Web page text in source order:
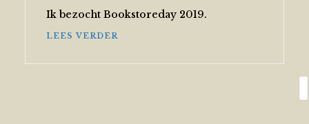
Ik bezocht Bookstoreday 2019.
LEES VERDER